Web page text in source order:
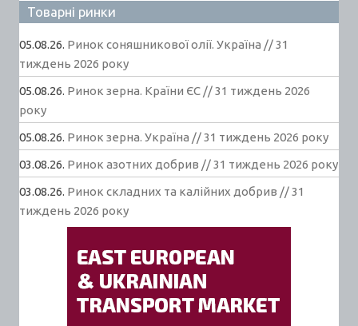
Товарні ринки
05.08.26. Ринок соняшникової олії. Україна // 31
тиждень 2026 року
05.08.26. Ринок зерна. Країни ЄС // 31 тиждень 2026
року
05.08.26. Ринок зерна. Україна // 31 тиждень 2026 року
03.08.26. Ринок азотних добрив // 31 тиждень 2026 року
03.08.26. Ринок складних та калійних добрив // 31
тиждень 2026 року